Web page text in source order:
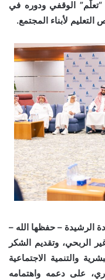
“تعلُّم” الوقفي ودوره في
لأبناء المجتمع.
الرشيدة – حفظها الله –
الربحي، وتقديم الشكر
والتنمية الاجتماعية
على دعمه واهتمامه